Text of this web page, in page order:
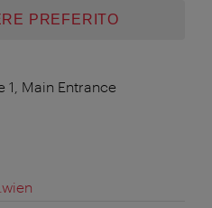
PREFERITO
1, Main Entrance